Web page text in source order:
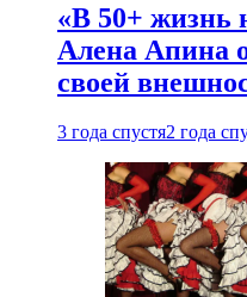
«В 50+ жизнь
Алена Апина
своей
3 года спустя2 года